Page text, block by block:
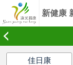
新健康
佳日康